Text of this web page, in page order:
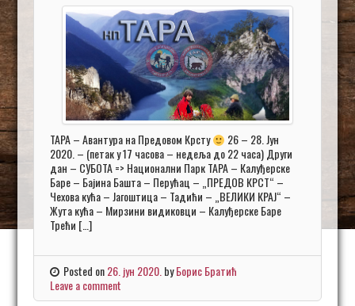
ТАРА – Авантура на Предовом Крсту
26 – 28. Јун
2020. – (петак у 17 часова – недељa до 22 часа) Други
дан – СУБОТА => Национални Парк ТАРА – Калуђерске
Баре – Бајина Башта – Перућац – „ПРЕДОВ КРСТ“ –
Чехова кућа – Јагоштица – Тадићи – „ВЕЛИКИ КРАЈ“ –
Жута кућа – Мирзини видиковци – Калуђерске Баре
Трећи […]
Posted on26. јун 2020. byБорис Братић
Leave a comment